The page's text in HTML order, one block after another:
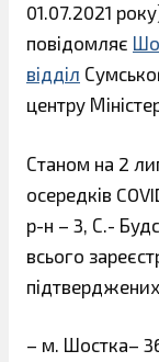
01.07.2021
повідомляє
відділ
центру
Станом на 2
осередків
р-н – 3, С.-
всього
підтверджених
– м. Шостка–